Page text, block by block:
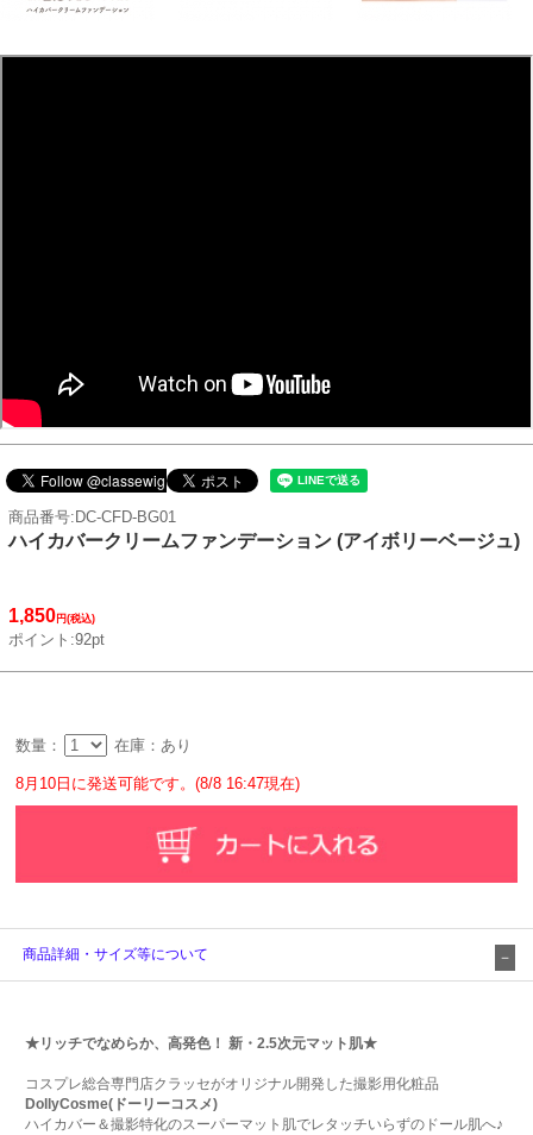
商品番号:DC-CFD-BG01
ハイカバークリームファンデーション (アイボリーベージュ)
1,850円(税込)
ポイント:92pt
数量： 在庫：あり
8月10日に発送可能です。(8/8 16:47現在)
商品詳細・サイズ等について
★リッチでなめらか、高発色！ 新・2.5次元マット肌★
コスプレ総合専門店クラッセがオリジナル開発した撮影用化粧品
DollyCosme(ドーリーコスメ)
ハイカバー＆撮影特化のスーパーマット肌でレタッチいらずのドール肌へ♪